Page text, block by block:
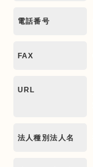
電話番号
FAX
URL
法人種別法人名